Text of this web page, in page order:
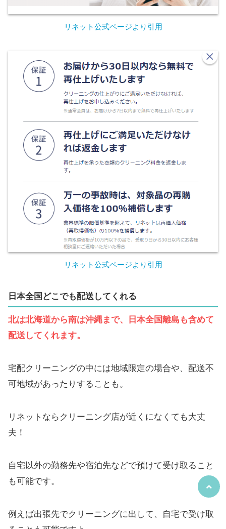
リネット公式ページより引用
リネット公式ページより引用
日本全国どこでも配送してくれる
北は北海道から南は沖縄まで、日本全国離島も含めて
配送してくれます。
宅配クリーニングの中には地域限定の場合や、配送不
可地域があったりすることも。
リネットならクリーニング店が近くになくても大丈
夫！
自宅以外の勤務先や宿泊先などで預けて受け取ること
も可能です。
例えば出張先でクリーニングに出して、自宅で受け取